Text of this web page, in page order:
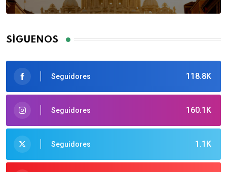
SÍGUENOS
118.8K
Seguidores
160.1K
Seguidores
1.1K
Seguidores